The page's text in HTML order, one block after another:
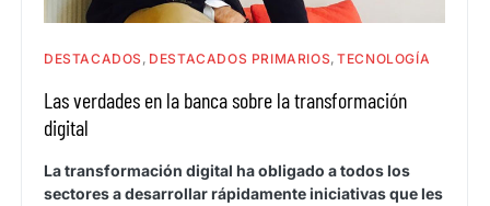
DESTACADOS DESTACADOS PRIMARIOS TECNOLOGÍA
Las verdades en la banca sobre la transformación
digital
La transformación digital ha obligado a todos los
sectores a desarrollar rápidamente iniciativas que les